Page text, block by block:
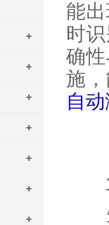
能
时
确
施
自
1
先